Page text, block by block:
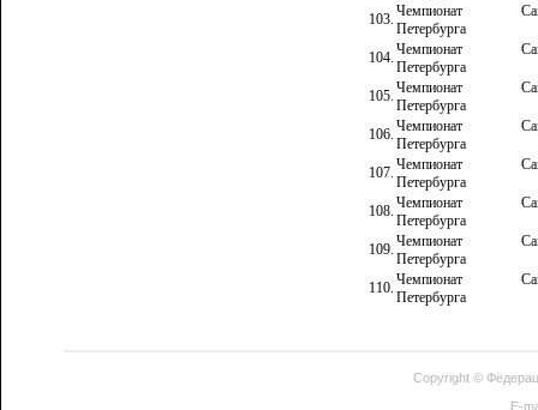
103. Чемпионат
Петербурга
104. Чемпионат
Петербурга
105. Чемпионат
Петербурга
106. Чемпионат
Петербурга
107. Чемпионат
Петербурга
108. Чемпионат
Петербурга
109. Чемпионат
Петербурга
110. Чемпионат
Петербурга
Copyright ©
E-